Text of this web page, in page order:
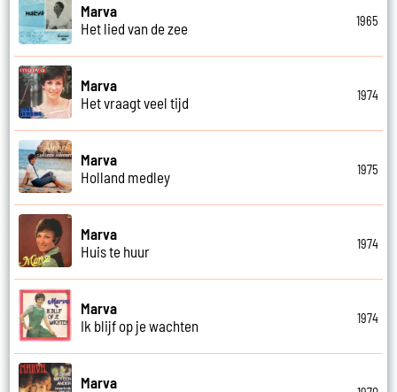
Marva
Het lied van de zee
1965
Marva
Het vraagt veel tijd
1974
Marva
Holland medley
1975
Marva
Huis te huur
1974
Marva
Ik blijf op je wachten
1974
Marva